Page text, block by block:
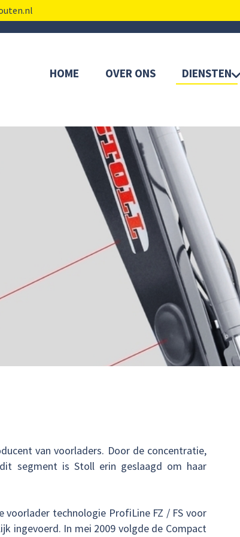
HOME OVER ONS DIENSTEN
van voorladers. Door de concentratie,
segment is Stoll erin geslaagd om haar
voorlader technologie ProfiLine FZ / FS voor
ingevoerd. In mei 2009 volgde de Compact